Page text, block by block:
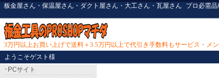
板金屋さん・保温屋さん・ダクト屋さん・大工さん・瓦屋さん プロ必需品
3万円以上お買い上げで送料＋3.5万円以上で代引き手数料もサービス・メ
ようこそゲスト様
PCサイト